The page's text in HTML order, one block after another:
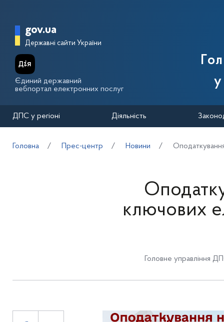
Головна сторінка Державної
gov.ua
Державні сайти України
Єдиний державний
вебпортал електронних послуг
ДПС у регіоні Діяльність
Головна Прес-центр Новини
ключових
Головне управління